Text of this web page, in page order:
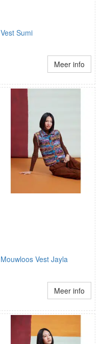
Vest Sumi
Meer info
Mouwloos Vest Jayla
Meer info